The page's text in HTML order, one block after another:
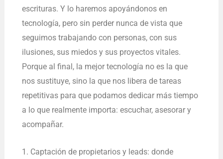
escrituras. Y lo haremos apoyándonos en
tecnología, pero sin perder nunca de vista que
seguimos trabajando con personas, con sus
ilusiones, sus miedos y sus proyectos vitales.
Porque al final, la mejor tecnología no es la que
nos sustituye, sino la que nos libera de tareas
repetitivas para que podamos dedicar más tiempo
a lo que realmente importa: escuchar, asesorar y
acompañar.
1. Captación de propietarios y leads: donde